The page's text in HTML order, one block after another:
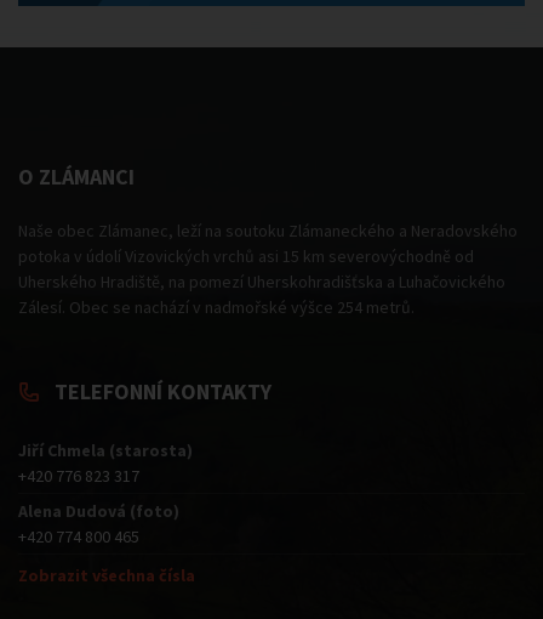
O ZLÁMANCI
Naše obec Zlámanec, leží na soutoku Zlámaneckého a Neradovského
potoka v údolí Vizovických vrchů asi 15 km severovýchodně od
Uherského Hradiště, na pomezí Uherskohradišťska a Luhačovického
Zálesí. Obec se nachází v nadmořské výšce 254 metrů.
TELEFONNÍ KONTAKTY
Jiří Chmela (starosta)
+420 776 823 317
Alena Dudová (foto)
+420 774 800 465
Zobrazit všechna čísla